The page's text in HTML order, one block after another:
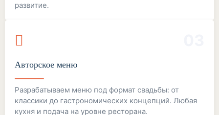
развитие.
Авторское меню
Разрабатываем меню под формат свадьбы: от
классики до гастрономических концепций. Любая
кухня и подача на уровне ресторана.